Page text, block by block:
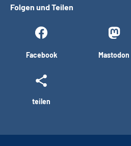
Folgen und Teilen
Facebook Mastodon
teilen